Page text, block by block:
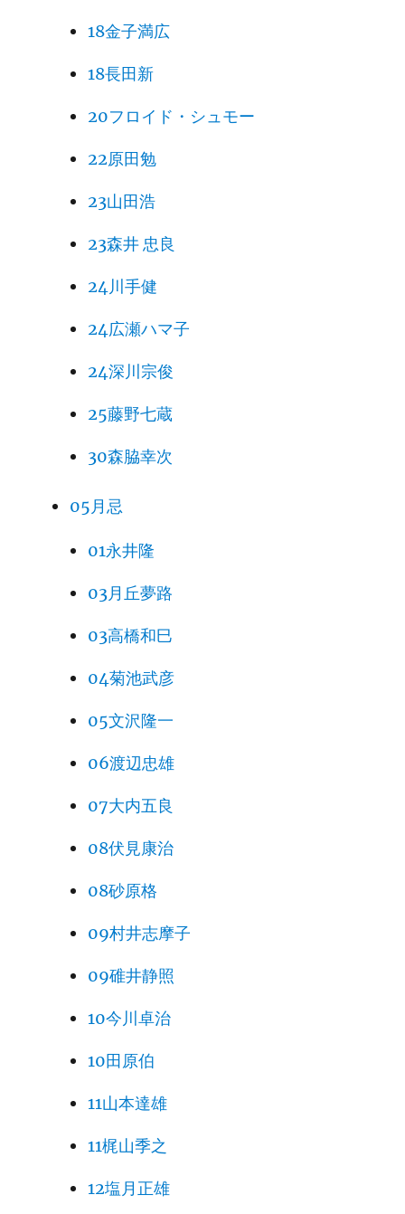
18金子満広
18長田新
20フロイド・シュモー
22原田勉
23山田浩
23森井 忠良
24川手健
24広瀬ハマ子
24深川宗俊
25藤野七蔵
30森脇幸次
05月忌
01永井隆
03月丘夢路
03高橋和巳
04菊池武彦
05文沢隆一
06渡辺忠雄
07大内五良
08伏見康治
08砂原格
09村井志摩子
09碓井静照
10今川卓治
10田原伯
11山本達雄
11梶山季之
12塩月正雄